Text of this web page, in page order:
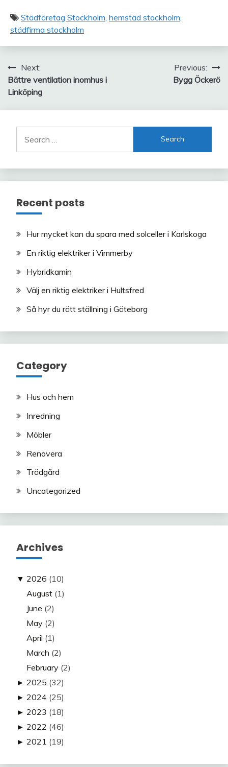
Städföretag Stockholm hemstäd stockholm
städfirma stockholm
Post
navigation
Next:
Bättre ventilation inomhus i
Linköping
Previous:
Bygg Öckerö
for:
Recent posts
Hur mycket kan du spara med solceller i Karlskoga
En riktig elektriker i Vimmerby
Hybridkamin
Välj en riktig elektriker i Hultsfred
Så hyr du rätt ställning i Göteborg
Category
Hus och hem
Inredning
Möbler
Renovera
Trädgård
Uncategorized
Archives
▼ 2026 (10)
August (1)
June (2)
May (2)
April (1)
March (2)
February (2)
► 2025 (32)
► 2024 (25)
► 2023 (18)
► 2022 (46)
► 2021 (19)